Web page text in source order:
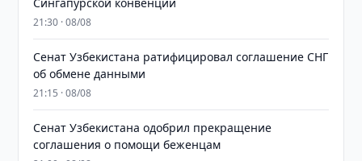
21:30 · 08/08
Сенат Узбекистана ратифицировал соглашение СНГ
об обмене данными
21:15 · 08/08
Сенат Узбекистана одобрил прекращение
соглашения о помощи беженцам